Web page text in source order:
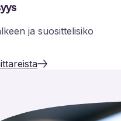
ja suosittelisiko